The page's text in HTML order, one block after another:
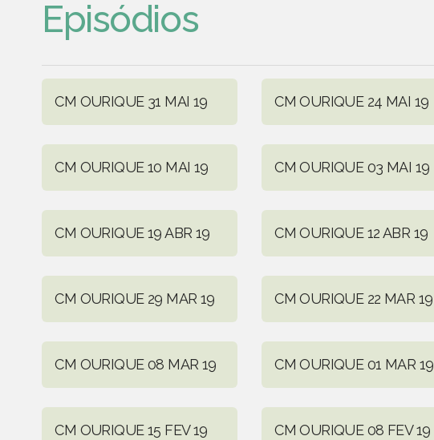
Episódios
CM OURIQUE 31 MAI 19 CM OURIQUE 24 MAI 19
CM OURIQUE 10 MAI 19 CM OURIQUE 03 MAI 19
CM OURIQUE 19 ABR 19 CM OURIQUE 12 ABR 19
CM OURIQUE 29 MAR 19 CM OURIQUE 22 MAR 19
CM OURIQUE 08 MAR 19 CM OURIQUE 01 MAR 19
CM OURIQUE 15 FEV 19 CM OURIQUE 08 FEV 19